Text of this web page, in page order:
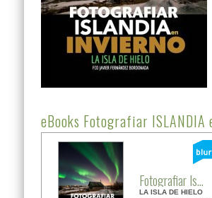
eBooks Fotografiar ISLANDIA
Fotografiar Is...
LA ISLA DE HIELO